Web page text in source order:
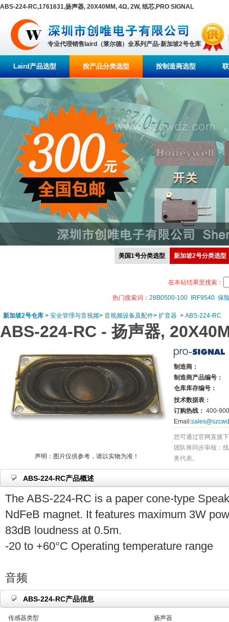
ABS-224-RC,1761631,扬声器, 20X40MM, 4Ω, 2W, 纸芯,PRO SIGNAL
专业代理销售laird（莱尔德）全系列产品-新加坡2号仓库
Laird产品选型 按产品分类选型 按制造商选型
美国1号分类选型 新加坡2号分类选型
在本站结果里搜索：
热门搜索词： 28B0500-100 IRF9540 保
新加坡2号仓库 > 安全管理与音视频> 音视频设备及配件> 扩音器 > ABS-224-RC
ABS-224-RC -扬声器,
声明：图片仅供参考，请以实物为准！
制造商：
制造商产品编号：
仓库库存编号：
技术数据表：
订购热线： 400-
Email:
您可通过官网直接
团队将同步审核；
务代表。
ABS-224-RC产品概述
The ABS-224-RC is a paper cone-type
NdFeB magnet. It features maximum 3W
83dB loudness at 0.5m.
-20 to +60°C Operating temperature range
音频
ABS-224-RC产品信息
传感器类型
扬声器